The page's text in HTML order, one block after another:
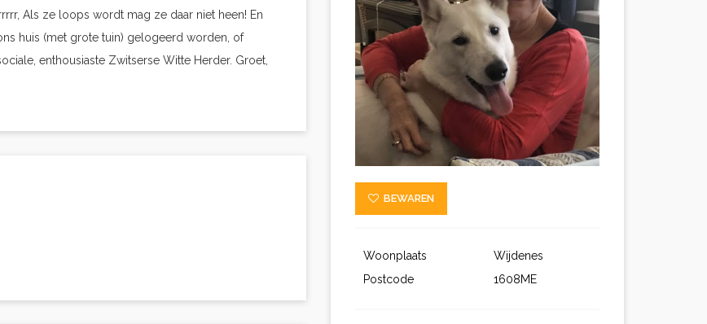
Als ze loops wordt mag ze daar niet heen! En
huis (met grote tuin) gelogeerd worden, of
enthousiaste Zwitserse Witte Herder. Groet,
BEWAREN
Woonplaats
Wijdenes
Postcode
1608ME